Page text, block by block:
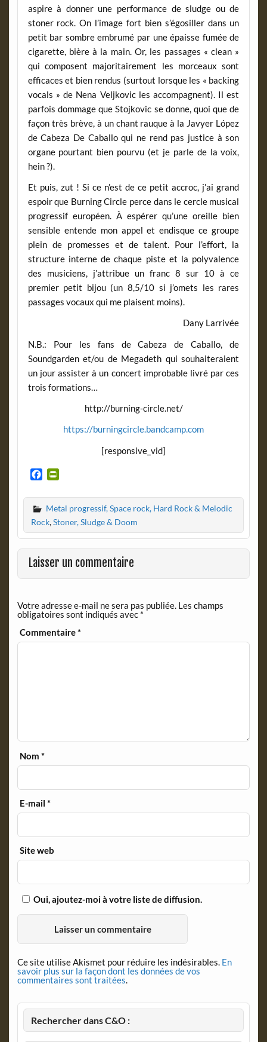
aspire à donner une performance de sludge ou de
stoner rock. On l’image fort bien s’égosiller dans un
petit bar sombre embrumé par une épaisse fumée de
cigarette, bière à la main. Or, les passages « clean »
qui composent majoritairement les morceaux sont
efficaces et bien rendus (surtout lorsque les « backing
vocals » de Nena Veljkovic les accompagnent). Il est
parfois dommage que Stojkovic se donne, quoi que de
façon très brève, à un chant rauque à la Javyer López
de Cabeza De Caballo qui ne rend pas justice à son
organe pourtant bien pourvu (et je parle de la voix,
hein ?).
Et puis, zut ! Si ce n’est de ce petit accroc, j’ai grand
espoir que Burning Circle perce dans le cercle musical
progressif européen. À espérer qu’une oreille bien
sensible entende mon appel et endisque ce groupe
plein de promesses et de talent. Pour l’effort, la
structure interne de chaque piste et la polyvalence
des musiciens, j’attribue un franc 8 sur 10 à ce
premier petit bijou (un 8,5/10 si j’omets les rares
passages vocaux qui me plaisent moins).
Dany Larrivée
N.B.: Pour les fans de Cabeza de Caballo, de
Soundgarden et/ou de Megadeth qui souhaiteraient
un jour assister à un concert improbable livré par ces
trois formations…
http://burning-circle.net/
https://burningcircle.bandcamp.com
[responsive_vid]
c
e
b
o
o
k
i
n
t
F
r
i
e
n
l
y
Metal progressif, Space rock, Hard Rock & Melodic
Rock,Stoner, Sludge & Doom
Laisser un commentaire
Votre adresse e-mail ne sera pas publiée. Les champs
obligatoires sont indiqués avec *
Commentaire*
Nom*
E-mail*
Site web
Oui, ajoutez-moi à votre liste de diffusion.
Ce site utilise Akismet pour réduire les indésirables. En
savoir plus sur la façon dont les données de vos
commentaires sont traitées.
Rechercher dans C&O :